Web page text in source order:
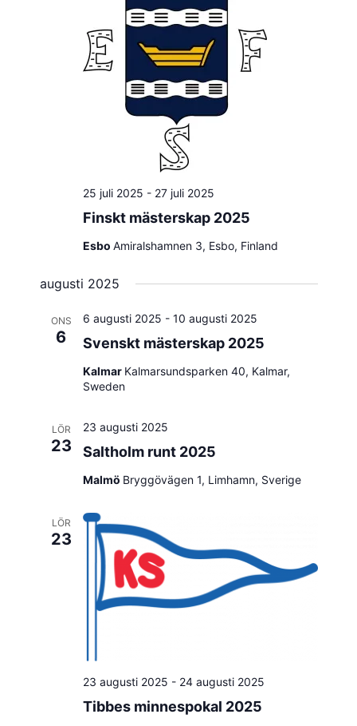
Finskt mästerskap 2025
25 juli 2025 - 27 juli 2025
Esbo Amiralshamnen 3, Esbo, Finland
augusti 2025
ONS
6 Svenskt mästerskap 2025
6 augusti 2025 - 10 augusti 2025
Kalmar Kalmarsundsparken 40, Kalmar,
Sweden
LÖR
23 Saltholm runt 2025
23 augusti 2025
Malmö Bryggövägen 1, Limhamn, Sverige
LÖR
23
Tibbes minnespokal 2025
23 augusti 2025 - 24 augusti 2025